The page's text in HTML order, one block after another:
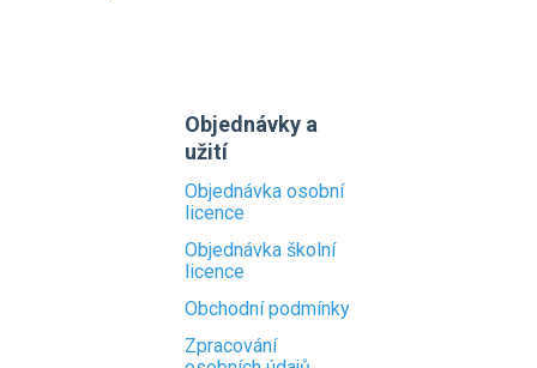
Objednávky a
užití
Objednávka osobní
licence
Objednávka školní
licence
Obchodní podmínky
Zpracování